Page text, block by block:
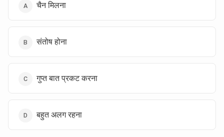
चैन मिलना
संतोष होना
गुप्त बात प्रकट करना
बहुत अलग रहना